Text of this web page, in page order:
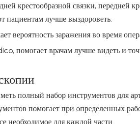
крестообразной связки, передней
пациентам лучше выздороветь.
вероятность заражения во время
помогает врачам лучше видеть и
полный набор инструментов для
помогает при определенных
необходимое для каждой части.